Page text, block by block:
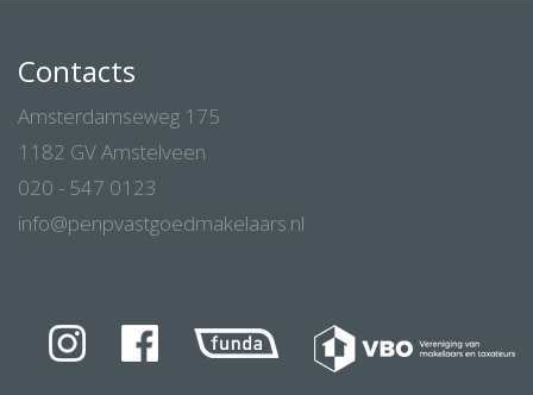
Contacts
Amsterdamseweg 175
1182 GV Amstelveen
020 - 547 0123
info@penpvastgoedmakelaars.nl